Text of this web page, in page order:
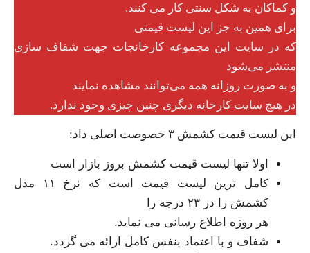
و کماکان به شکل سنتی کار می کنند.
برای همین به جز این لیست قیمتی
که در سایت این مجموعه کارخانجات جهت شفاف سازی
منتشر می‌شود
و به صورت روزانه همه می‌توانند مشاهده نمایند
در هیچ سایت کارخانه دیگری چنین چیزی وجود ندارد.
این لیست قیمت کشمش ۳ خصوصت اصلی داد:
اولا تنها لیست قیمت کشمش بروز بازار است
کامل ترین لیست قیمت است که نرخ ۱۱ مدل
کشمش را در ۲۳ درجه را
هر روزه اطلاع رسانی می نماید.
شفاف و با اعتماد بنفس کامل ارائه می گردد.